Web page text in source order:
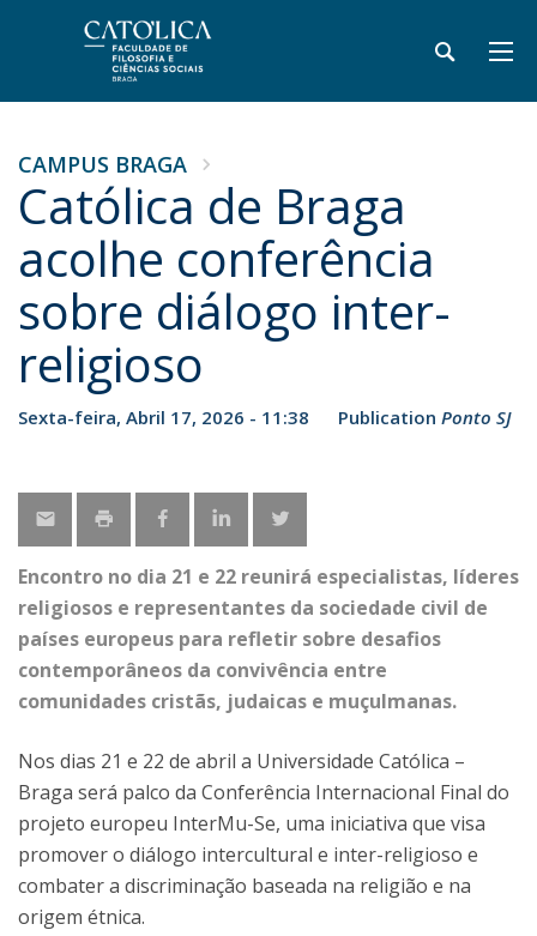
CAMPUS BRAGA
Católica de Braga
acolhe conferência
sobre diálogo inter-
religioso
Sexta-feira, Abril 17, 2026 - 11:38 Publication Ponto SJ
Encontro no dia 21 e 22 reunirá especialistas, líderes
religiosos e representantes da sociedade civil de
países europeus para refletir sobre desafios
contemporâneos da convivência entre
comunidades cristãs, judaicas e muçulmanas.
Nos dias 21 e 22 de abril a Universidade Católica –
Braga será palco da Conferência Internacional Final do
projeto europeu InterMu-Se, uma iniciativa que visa
promover o diálogo intercultural e inter-religioso e
combater a discriminação baseada na religião e na
origem étnica.